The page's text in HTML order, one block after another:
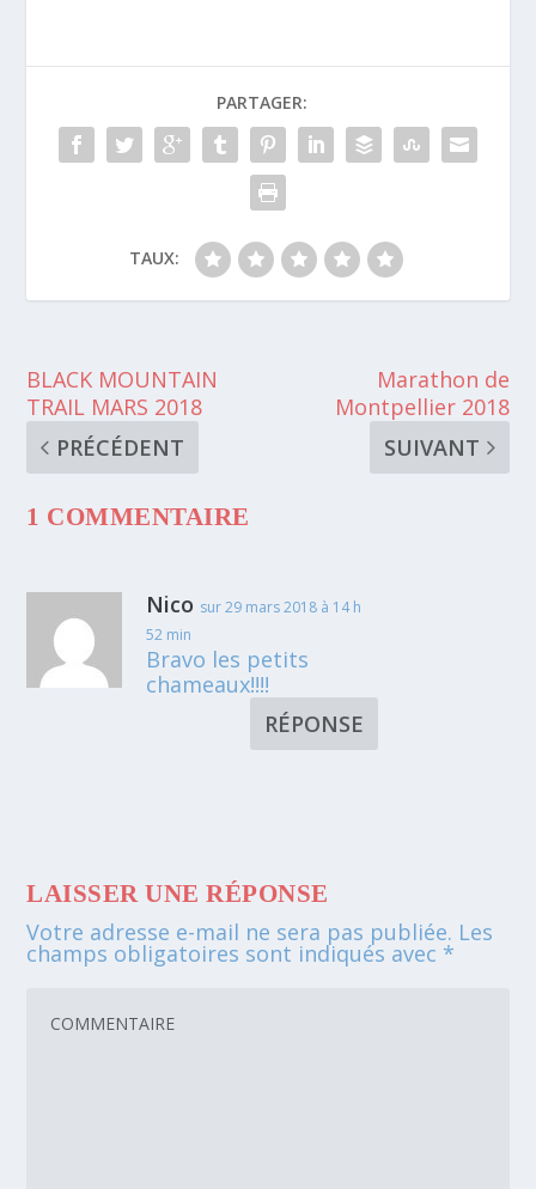
PARTAGER:
TAUX:
BLACK MOUNTAIN
TRAIL MARS 2018
PRÉCÉDENT
Marathon de
Montpellier 2018
SUIVANT
1 COMMENTAIRE
Nico sur 29 mars 2018 à 14 h
52 min
Bravo les petits
chameaux!!!!
RÉPONSE
LAISSER UNE RÉPONSE
Votre adresse e-mail ne sera pas publiée. Les
champs obligatoires sont indiqués avec *